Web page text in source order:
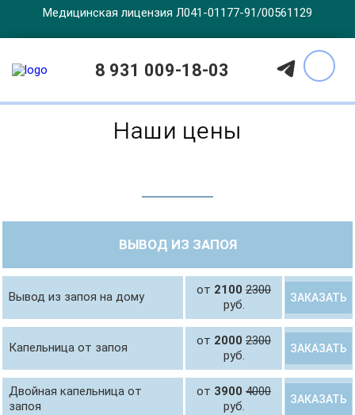
Медицинская лицензия Л041-01177-91/00561129
8 931 009-18-03
Главная
Наши цены
ВЫВОД ИЗ ЗАПОЯ
Вывод из запоя на дому от 2100 2300
руб.
ЗАКАЗАТЬ
Капельница от запоя от 2000 2300
руб.
ЗАКАЗАТЬ
Двойная капельница от
запоя
от 3900 4000
руб.
ЗАКАЗАТЬ